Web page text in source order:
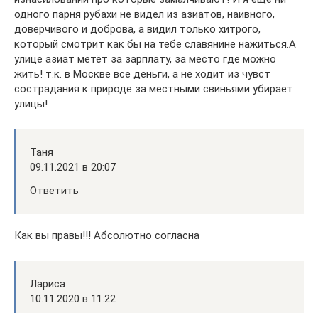
одного парня рубахи не видел из азиатов, наивного,
доверчивого и доброва, а видил только хитрого,
который смотрит как бы на тебе славянине нажиться.А
улице азиат метёт за зарплату, за место где можно
жить! т.к. в Москве все деньги, а не ходит из чувст
сострадания к природе за местными свиньями убирает
улицы!
Таня
09.11.2021 в 20:07
Ответить
Как вы правы!!! Абсолютно согласна
Лариса
10.11.2020 в 11:22